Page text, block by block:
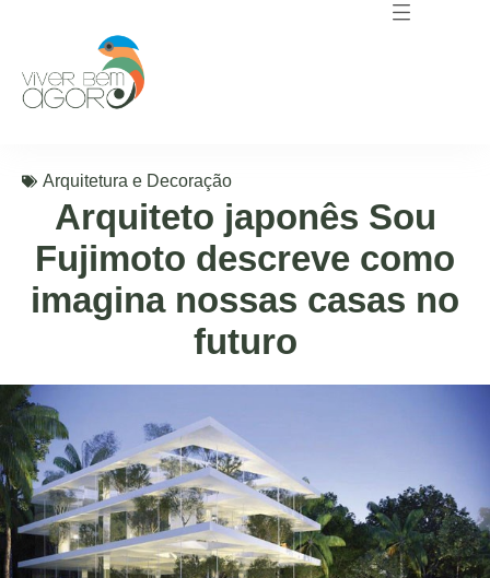
Arquitetura e Decoração
Arquiteto japonês Sou
Fujimoto descreve como
imagina nossas casas no
futuro